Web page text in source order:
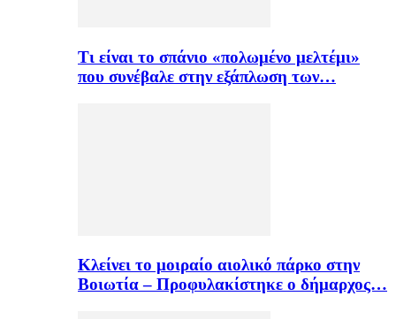
Τι είναι το σπάνιο «πολωμένο μελτέμι»
που συνέβαλε στην εξάπλωση των…
Κλείνει το μοιραίο αιολικό πάρκο στην
Βοιωτία – Προφυλακίστηκε ο δήμαρχος…